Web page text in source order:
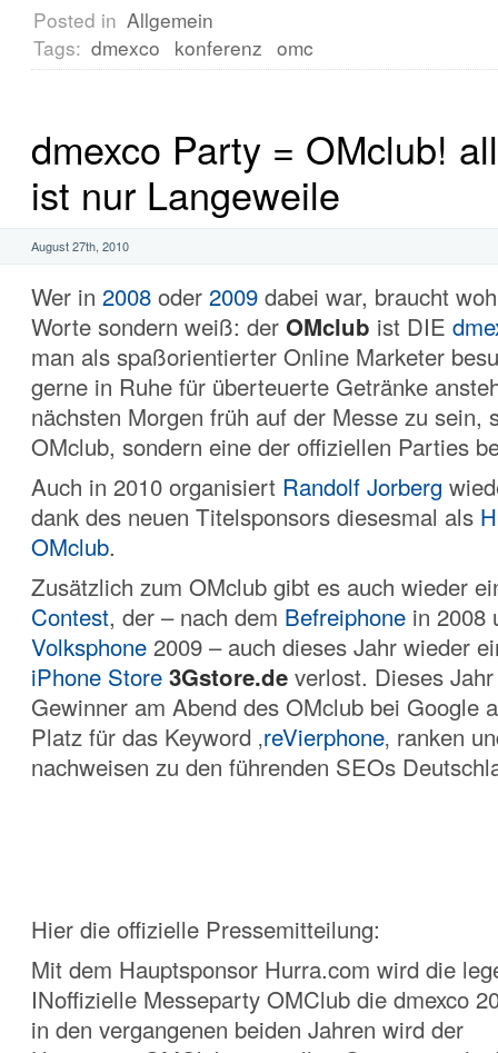
Posted in Allgemein
Tags: dmexco konferenz omc
dmexco Party = OMclub!
ist nur Langeweile
August 27th, 2010
Wer in 2008 oder 2009 dabei war, braucht
Worte sondern weiß: der OMclub ist DIE
man als spaßorientierter Online Marketer
gerne in Ruhe für überteuerte Getränke
nächsten Morgen früh auf der Messe zu sein,
OMclub, sondern eine der offiziellen Parties
Auch in 2010 organisiert Randolf Jorberg
dank des neuen Titelsponsors diesesmal als
OMclub.
Zusätzlich zum OMclub gibt es auch wieder
Contest, der – nach dem Befreiphone in 2008
Volksphone 2009 – auch dieses Jahr wieder
iPhone Store 3Gstore.de verlost. Dieses
Gewinner am Abend des OMclub bei Google
Platz für das Keyword ‚reVierphone‚ ranken
nachweisen zu den führenden SEOs
Hier die offizielle Pressemitteilung:
Mit dem Hauptsponsor Hurra.com wird die
INoffizielle Messeparty OMClub die dmexco
in den vergangenen beiden Jahren wird der